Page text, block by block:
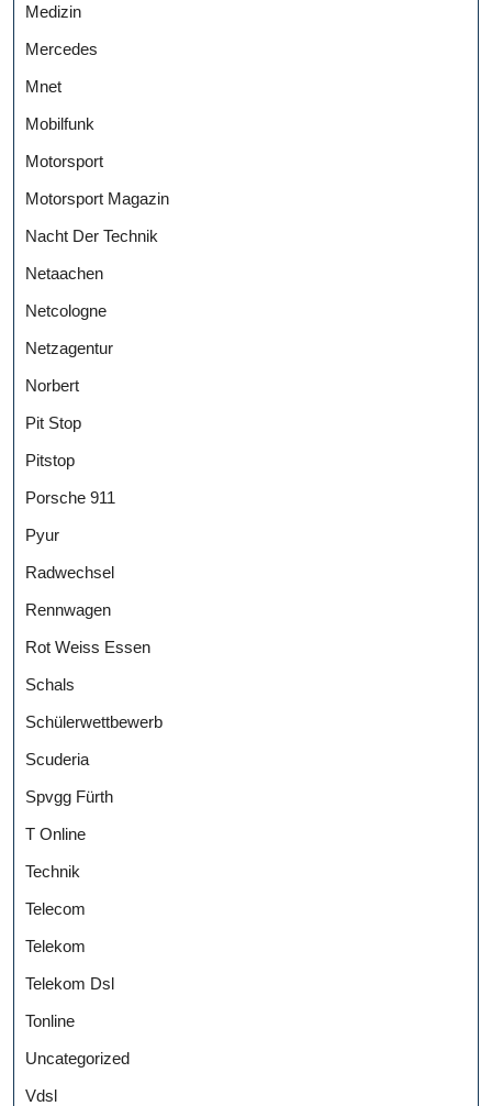
Medizin
Mercedes
Mnet
Mobilfunk
Motorsport
Motorsport Magazin
Nacht Der Technik
Netaachen
Netcologne
Netzagentur
Norbert
Pit Stop
Pitstop
Porsche 911
Pyur
Radwechsel
Rennwagen
Rot Weiss Essen
Schals
Schülerwettbewerb
Scuderia
Spvgg Fürth
T Online
Technik
Telecom
Telekom
Telekom Dsl
Tonline
Uncategorized
Vdsl